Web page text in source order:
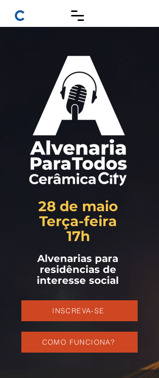
28 de maio
Terça-feira
17h
Alvenarias para
residências de
interesse social
INSCREVA-SE
COMO FUNCIONA?